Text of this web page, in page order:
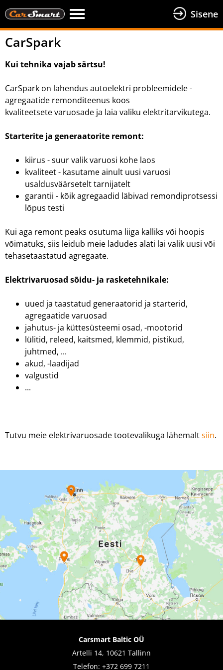
Sisene
CarSpark
Kui tehnika vajab särtsu!
CarSpark on lahendus autoelektri probleemidele -
agregaatide remonditeenus koos
kvaliteetsete varuosade ja laia valiku elektritarvikutega.
Starterite ja generaatorite remont:
kiirus - suur valik varuosi kohe laos
kvaliteet - kasutame ainult uusi varuosi
usaldusväärsetelt tarnijatelt
garantii - kõik agregaadid läbivad remondiprotsessi
lõpus testi
Kui aga remont peaks osutuma liiga kalliks või hoopis
võimatuks, siis leidub meie ladudes alati lai valik uusi või
tehasetaastatud agregaate.
Elektrivaruosad sõidu- ja rasketehnikale:
uued ja taastatud generaatorid ja starterid,
agregaatide varuosad
jahutus- ja küttesüsteemi osad, -mootorid
lülitid, releed, kaitsmed, klemmid, pistikud,
juhtmed, ...
akud, -laadijad
valgustid
...
Tutvu meie elektrivaruosade tootevalikuga lähemaltsiin.
Carsmart Baltic OÜ
Artelli 14, 10621 Tallinn
Telefon: +372 699 7211